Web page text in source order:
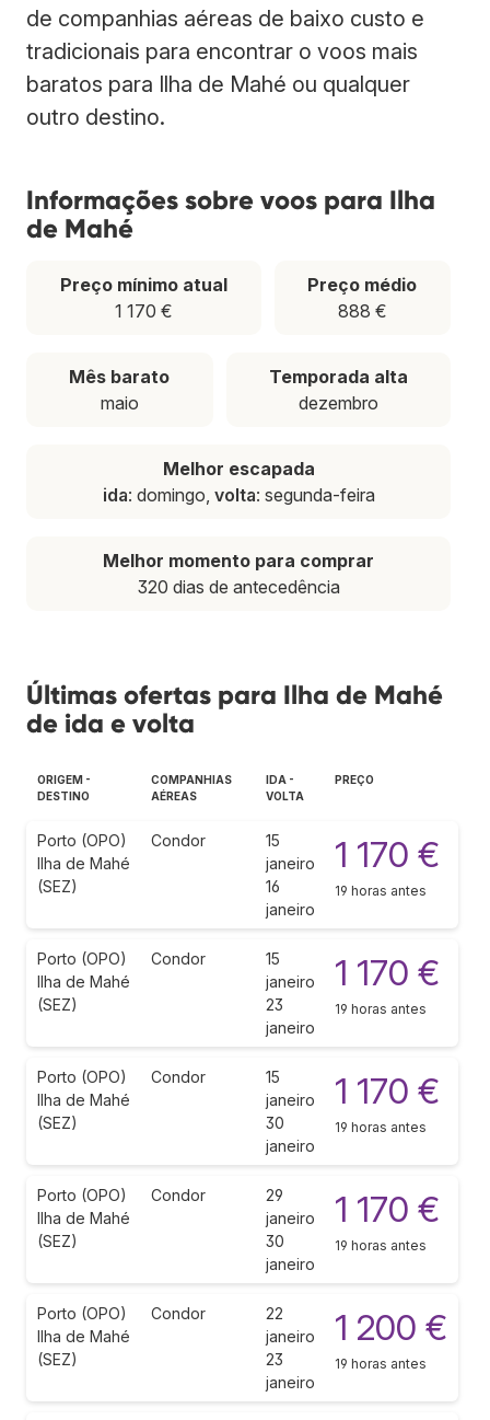
de companhias aéreas de baixo custo e
tradicionais para encontrar o voos mais
baratos para Ilha de Mahé ou qualquer
outro destino.
Informações sobre voos para Ilha
de Mahé
Preço mínimo atual
1 170 €
Preço médio
888 €
Mês barato
maio
Temporada alta
dezembro
Melhor escapada
ida: domingo, volta: segunda-feira
Melhor momento para comprar
320 dias de antecedência
Últimas ofertas para Ilha de Mahé
de ida e volta
ORIGEM -
DESTINO
COMPANHIAS
AÉREAS
IDA -
VOLTA
PREÇO
Porto (OPO)
Ilha de Mahé
(SEZ)
Condor
15
janeiro
16
janeiro
1 170 €
19 horas antes
Porto (OPO)
Ilha de Mahé
(SEZ)
Condor
15
janeiro
23
janeiro
1 170 €
19 horas antes
Porto (OPO)
Ilha de Mahé
(SEZ)
Condor
15
janeiro
30
janeiro
1 170 €
19 horas antes
Porto (OPO)
Ilha de Mahé
(SEZ)
Condor
29
janeiro
30
janeiro
1 170 €
19 horas antes
Porto (OPO)
Ilha de Mahé
(SEZ)
Condor
22
janeiro
23
janeiro
1 200 €
19 horas antes